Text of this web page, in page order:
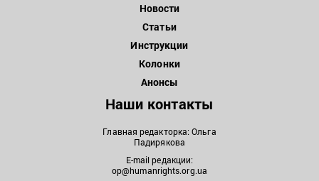
Новости
Статьи
Инструкции
Колонки
Анонсы
Наши контакты
Главная редакторка: Ольга
Падирякова
E-mail редакции:
op@humanrights.org.ua